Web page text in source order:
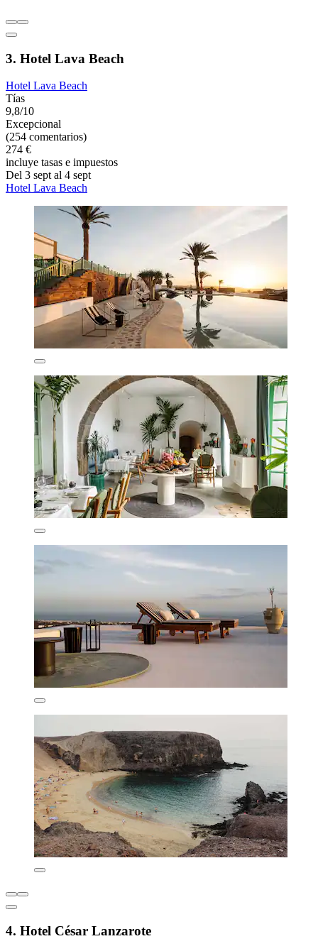
3. Hotel Lava Beach
Hotel Lava Beach
Tías
9,8/10
Excepcional
(254 comentarios)
274 €
incluye tasas e impuestos
Del 3 sept al 4 sept
Hotel Lava Beach
4. Hotel César Lanzarote